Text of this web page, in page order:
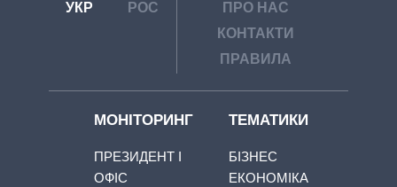
УКР РОС
ПРО НАС
КОНТАКТИ
ПРАВИЛА
МОНІТОРИНГ
ПРЕЗИДЕНТ І
ОФІС
ТЕМАТИКИ
БІЗНЕС
ЕКОНОМІКА